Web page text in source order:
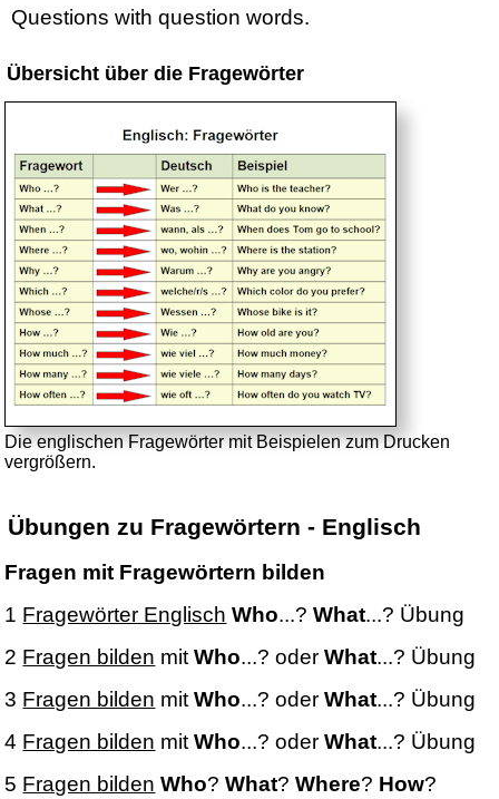
Questions with question words.
Übersicht über die Fragewörter
Die englischen Fragewörter mit Beispielen zum Drucken
vergrößern.
Übungen zu Fragewörtern - Englisch
Fragen mit Fragewörtern bilden
1 Fragewörter Englisch Who...?What...? Übung
2 Fragen bilden mitWho...? oderWhat...? Übung
3 Fragen bilden mitWho...? oderWhat...? Übung
4 Fragen bilden mitWho...? oderWhat...? Übung
5 Fragen bilden Who?What?Where? How?